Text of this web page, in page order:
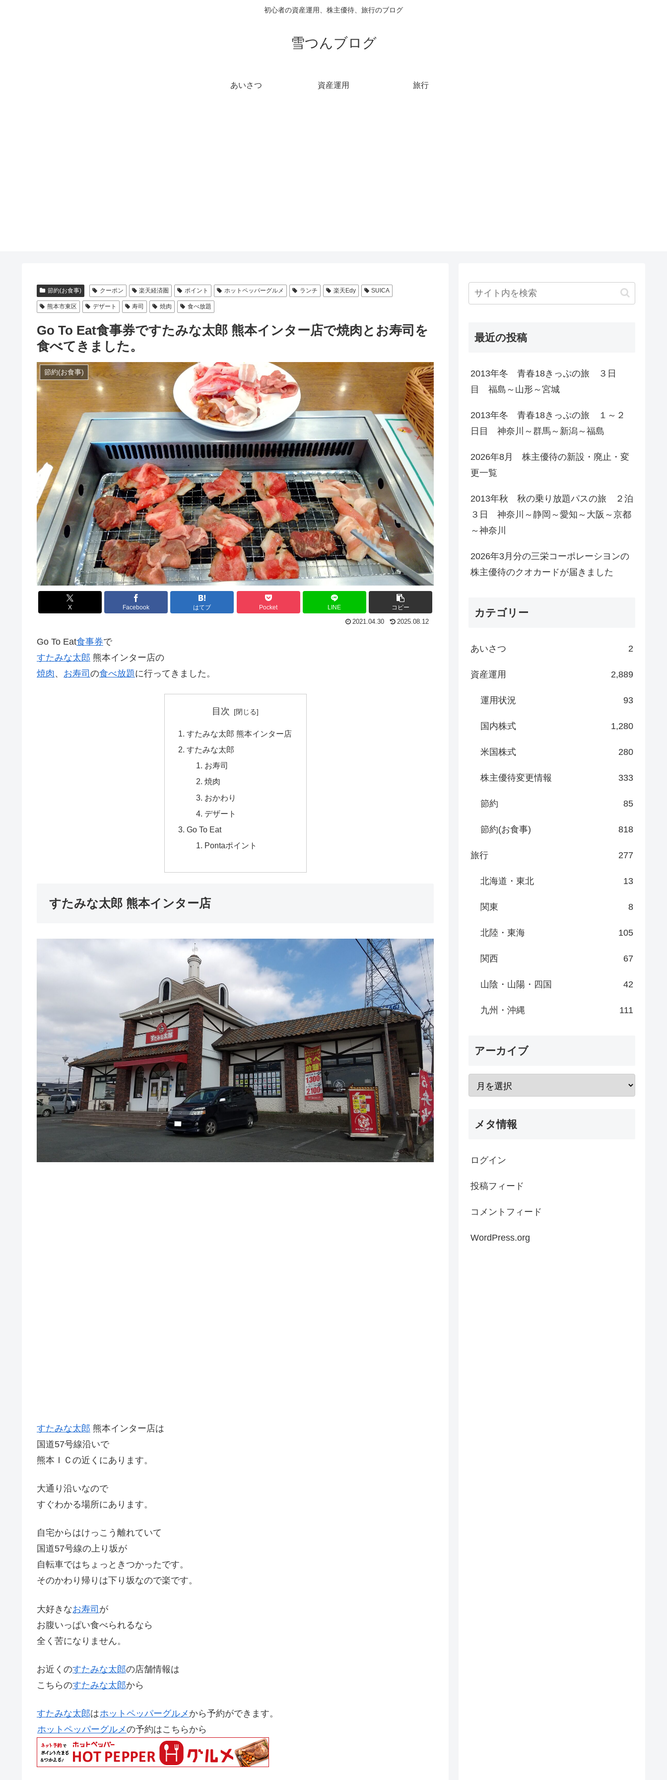
初心者の資産運用、株主優待、旅行のブログ
雪つんブログ
あいさつ 資産運用 旅行
節約(お食事) クーポン 楽天経済圏 ポイント ホットペッパーグルメ ランチ 楽天Edy SUICA
熊本市東区 デザート 寿司 焼肉 食べ放題
Go To Eat食事券ですたみな太郎 熊本インター店で焼肉とお寿司を
食べてきました。
節約(お食事)
X Facebook はてブ Pocket LINE コピー
2021.04.30 2025.08.12
Go To Eat食事券で
すたみな太郎 熊本インター店の
焼肉、 お寿司 の食べ放題に行ってきました。
目次
すたみな太郎 熊本インター店
すたみな太郎
お寿司
焼肉
おかわり
デザート
Go To Eat
Pontaポイント
すたみな太郎 熊本インター店
すたみな太郎 熊本インター店は
国道57号線沿いで
熊本ＩＣの近くにあります。
大通り沿いなので
すぐわかる場所にあります。
自宅からはけっこう離れていて
国道57号線の上り坂が
自転車ではちょっときつかったです。
そのかわり帰りは下り坂なので楽です。
大好きなお寿司 が
お腹いっぱい食べられるなら
全く苦になりません。
お近くのすたみな太郎の店舗情報は
こちらのすたみな太郎から
すたみな太郎はホットペッパーグルメ から予約ができます。
ホットペッパーグルメの予約はこちらから
最近の投稿
2013年冬 青春18きっぷの旅 ３日
目 福島～山形～宮城
2013年冬 青春18きっぷの旅 １～２
日目 神奈川～群馬～新潟～福島
2026年8月 株主優待の新設・廃止・変
更一覧
2013年秋 秋の乗り放題パスの旅 ２泊
３日 神奈川～静岡～愛知～大阪～京都
～神奈川
2026年3月分の三栄コーポレーシヨンの
株主優待のクオカードが届きました
カテゴリー
あいさつ 2
資産運用 2,889
運用状況 93
国内株式 1,280
米国株式 280
株主優待変更情報 333
節約 85
節約(お食事) 818
旅行 277
北海道・東北 13
関東 8
北陸・東海 105
関西 67
山陰・山陽・四国 42
九州・沖縄 111
アーカイブ
メタ情報
ログイン
投稿フィード
コメントフィード
WordPress.org